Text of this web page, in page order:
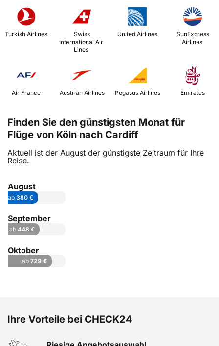
Turkish Airlines
International Air
Lines
United Airlines
Airlines
Air France Austrian Airlines Emirates
Finden Sie den günstigsten Monat für
Flüge von Köln nach Cardiff
Aktuell ist der August der günstigste Zeitraum für Ihre
Reise.
August
ab 380 €
September
ab 448 €
Oktober
ab 729 €
Ihre Vorteile bei CHECK24